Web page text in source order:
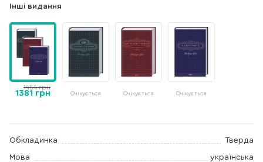
Інші видання
1381 грн
1454 грн
Очікується Очікується Очікується
Обкладинка Тверда
Мова українська